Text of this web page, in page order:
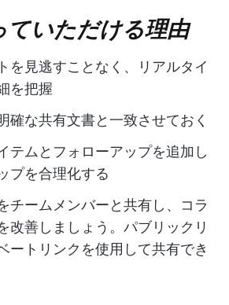
ていただける理由
を見逃すことなく、リアルタイ
を把握
確な共有文書と一致させておく
テムとフォローアップを追加し
プを合理化する
チームメンバーと共有し、コラ
改善しましょう。パブリックリ
ートリンクを使用して共有でき